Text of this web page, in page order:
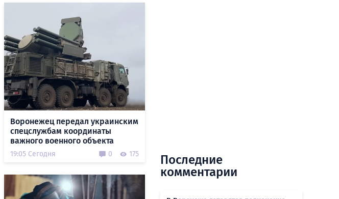
Воронежец передал украинским
спецслужбам координаты
важного военного объекта
19:05 Сегодня 0 175
Последние
комментарии